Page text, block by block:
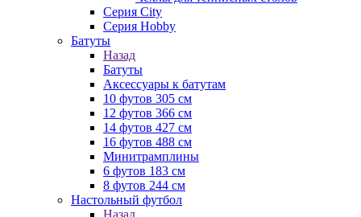
Серия City
Серия Hobby
Батуты
Назад
Батуты
Аксессуары к батутам
10 футов 305 см
12 футов 366 см
14 футов 427 см
16 футов 488 см
Минитрамплины
6 футов 183 см
8 футов 244 см
Настольный футбол
Назад